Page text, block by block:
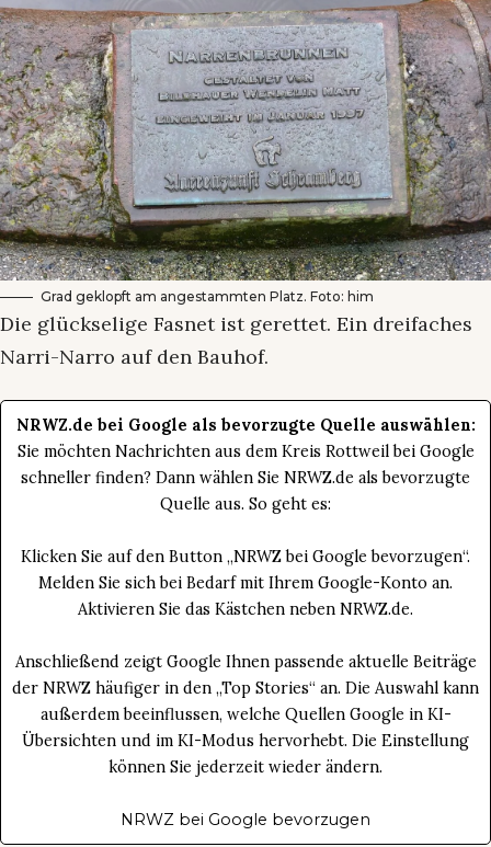
Grad geklopft am angestammten Platz. Foto: him
Die glückselige Fasnet ist gerettet. Ein dreifaches
Narri-Narro auf den Bauhof.
NRWZ.de bei Google als bevorzugte Quelle auswählen:
Sie möchten Nachrichten aus dem Kreis Rottweil bei Google
schneller finden? Dann wählen Sie NRWZ.de als bevorzugte
Quelle aus. So geht es:
Klicken Sie auf den Button „NRWZ bei Google bevorzugen“.
Melden Sie sich bei Bedarf mit Ihrem Google-Konto an.
Aktivieren Sie das Kästchen neben NRWZ.de.
Anschließend zeigt Google Ihnen passende aktuelle Beiträge
der NRWZ häufiger in den „Top Stories“ an. Die Auswahl kann
außerdem beeinflussen, welche Quellen Google in KI-
Übersichten und im KI-Modus hervorhebt. Die Einstellung
können Sie jederzeit wieder ändern.
NRWZ bei Google bevorzugen